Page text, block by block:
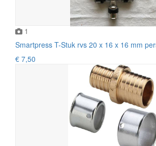
1
Smartpress T-Stuk rvs 20 x 16 x 16 mm
€ 7,50